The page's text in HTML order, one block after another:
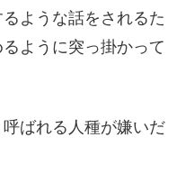
ような話をされるた
ように突っ掛かって
ばれる人種が嫌いだ